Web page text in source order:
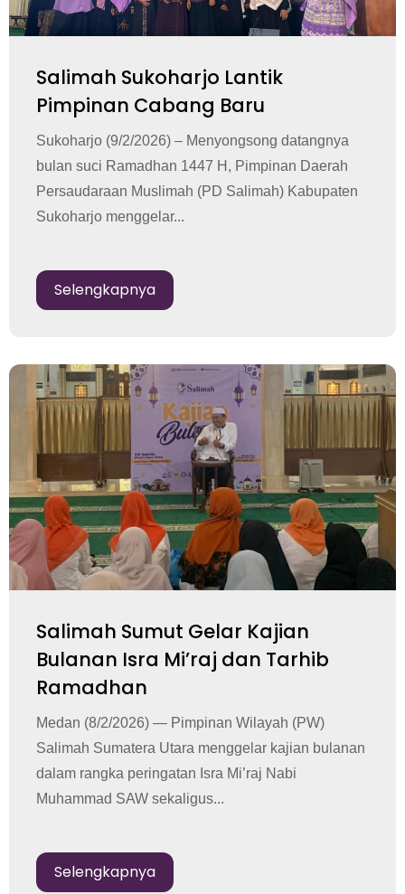
Salimah Sukoharjo Lantik
Pimpinan Cabang Baru
Sukoharjo (9/2/2026) – Menyongsong datangnya
bulan suci Ramadhan 1447 H, Pimpinan Daerah
Persaudaraan Muslimah (PD Salimah) Kabupaten
Sukoharjo menggelar...
Selengkapnya
Salimah Sumut Gelar Kajian
Bulanan Isra Mi’raj dan Tarhib
Ramadhan
Medan (8/2/2026) — Pimpinan Wilayah (PW)
Salimah Sumatera Utara menggelar kajian bulanan
dalam rangka peringatan Isra Mi’raj Nabi
Muhammad SAW sekaligus...
Selengkapnya